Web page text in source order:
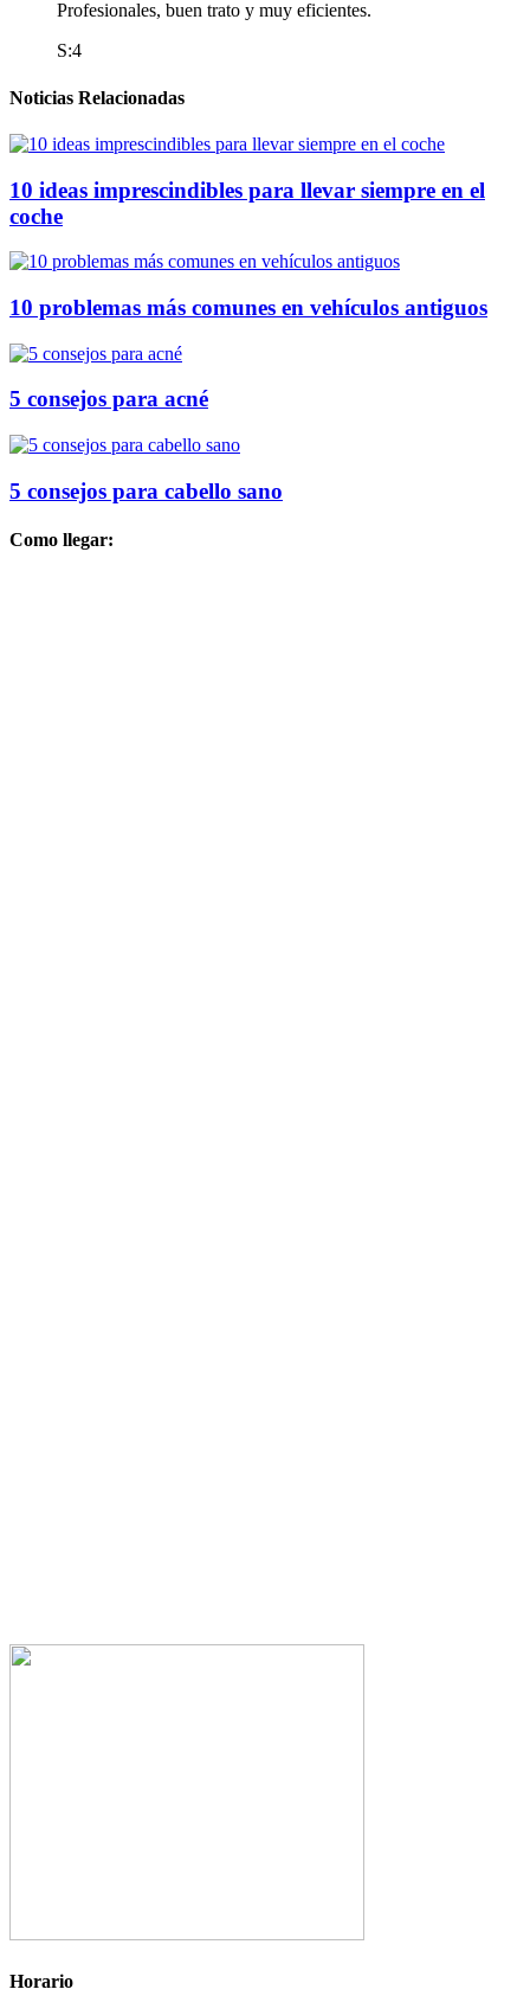
Profesionales, buen trato y muy eficientes.
S:4
Noticias Relacionadas
10 ideas imprescindibles para llevar siempre en el
coche
10 problemas más comunes en vehículos antiguos
5 consejos para acné
5 consejos para cabello sano
Como llegar:
Horario